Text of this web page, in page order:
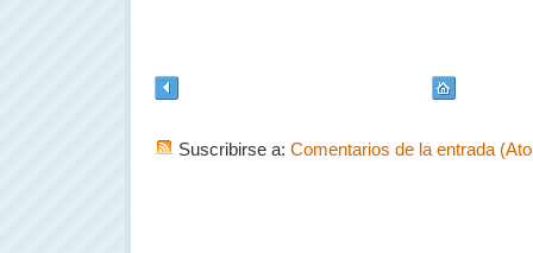
Suscribirse a: Comentarios de la entrada